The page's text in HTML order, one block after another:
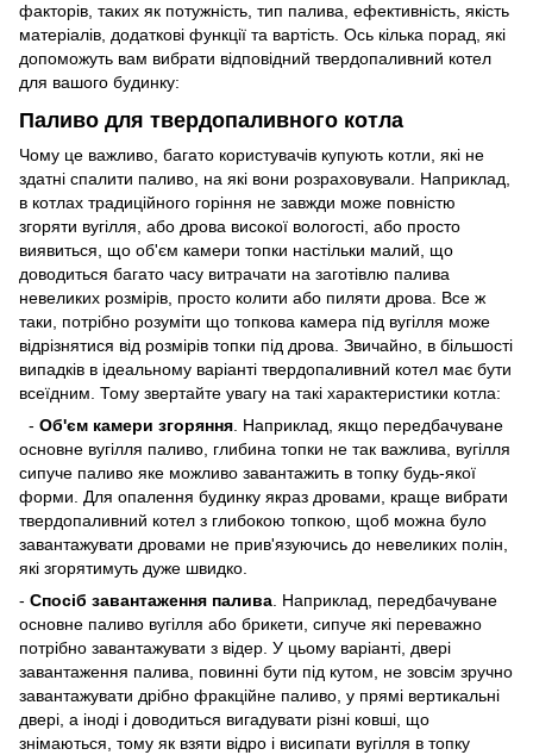
факторів, таких як потужність, тип палива, ефективність, якість
матеріалів, додаткові функції та вартість. Ось кілька порад, які
допоможуть вам вибрати відповідний твердопаливний котел
для вашого будинку:
Паливо для твердопаливного котла
Чому це важливо, багато користувачів купують котли, які не
здатні спалити паливо, на які вони розраховували. Наприклад,
в котлах традиційного горіння не завжди може повністю
згоряти вугілля, або дрова високої вологості, або просто
виявиться, що об'єм камери топки настільки малий, що
доводиться багато часу витрачати на заготівлю палива
невеликих розмірів, просто колити або пиляти дрова. Все ж
таки, потрібно розуміти що топкова камера під вугілля може
відрізнятися від розмірів топки під дрова. Звичайно, в більшості
випадків в ідеальному варіанті твердопаливний котел має бути
всеїдним. Тому звертайте увагу на такі характеристики котла:
- Об'єм камери згоряння . Наприклад, якщо передбачуване
основне вугілля паливо, глибина топки не так важлива, вугілля
сипуче паливо яке можливо завантажить в топку будь-якої
форми. Для опалення будинку якраз дровами, краще вибрати
твердопаливний котел з глибокою топкою, щоб можна було
завантажувати дровами не прив'язуючись до невеликих полін,
які згорятимуть дуже швидко.
- Спосіб завантаження палива . Наприклад, передбачуване
основне паливо вугілля або брикети, сипуче які переважно
потрібно завантажувати з відер. У цьому варіанті, двері
завантаження палива, повинні бути під кутом, не зовсім зручно
завантажувати дрібно фракційне паливо, у прямі вертикальні
двері, а іноді і доводиться вигадувати різні ковші, що
знімаються, тому як взяти відро і висипати вугілля в топку